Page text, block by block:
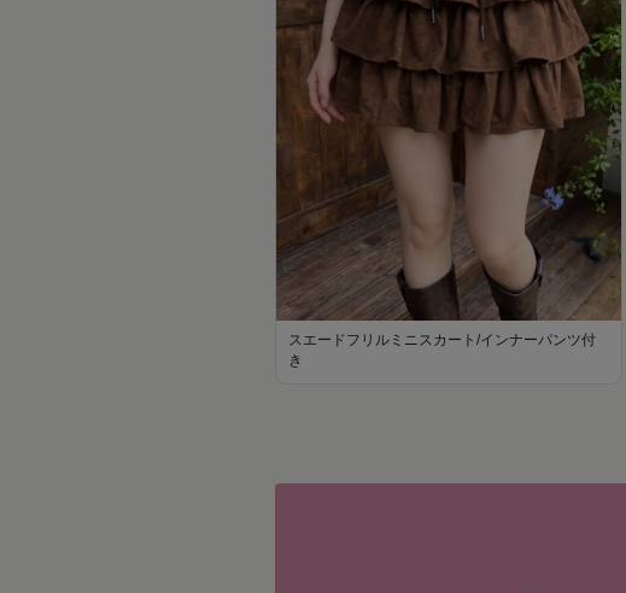
スエードフリルミニスカート/インナーパンツ付
き